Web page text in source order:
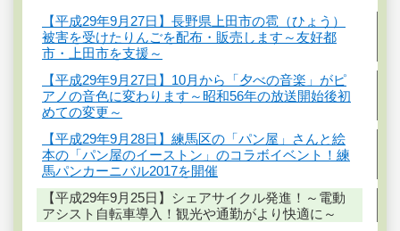
【平成29年9月27日】長野県上田市の雹（ひょう）
被害を受けたりんごを配布・販売します～友好都
市・上田市を支援～
【平成29年9月27日】10月から「夕べの音楽」がピ
アノの音色に変わります～昭和56年の放送開始後初
めての変更～
【平成29年9月28日】練馬区の「パン屋」さんと絵
本の「パン屋のイーストン」のコラボイベント！練
馬パンカーニバル2017を開催
【平成29年9月25日】シェアサイクル発進！～電動
アシスト自転車導入！観光や通勤がより快適に～